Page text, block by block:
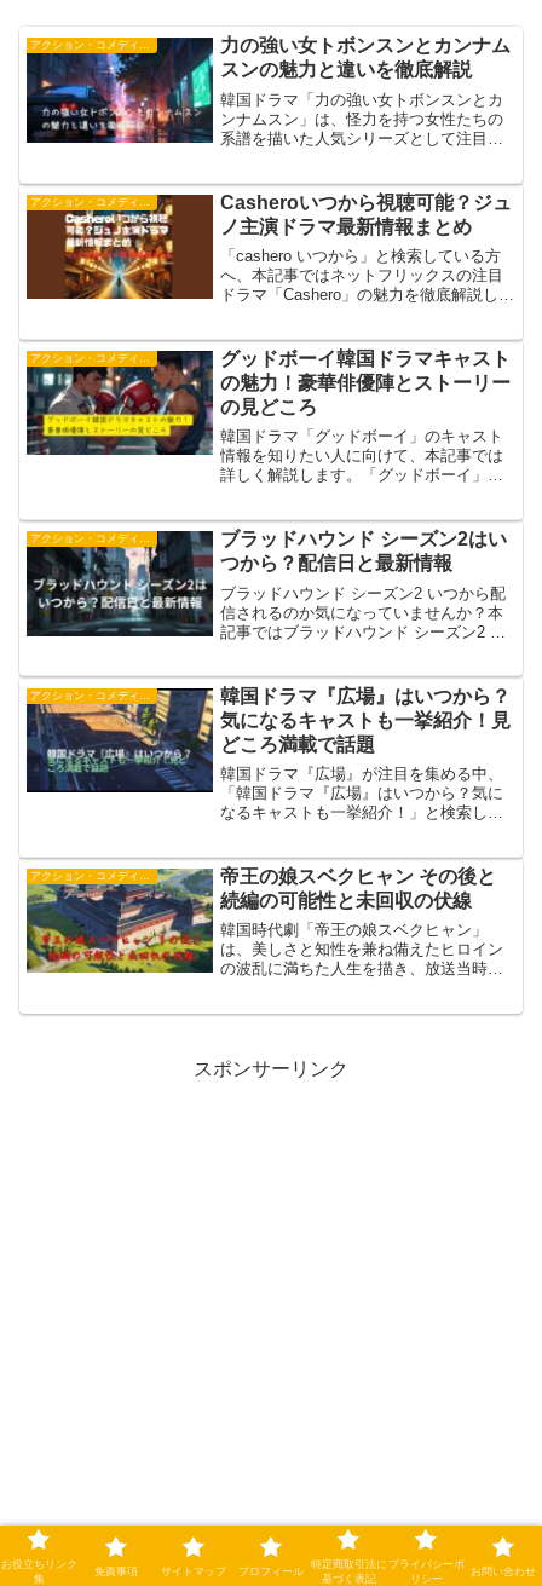
アクション・コメディー・時代劇
力の強い女トボンスンとカンナム
スンの魅力と違いを徹底解説
韓国ドラマ「力の強い女トボンスンとカ
ンナムスン」は、怪力を持つ女性たちの
系譜を描いた人気シリーズとして注目を
方に向けて、スピンオフ作品「力の強い
女カンナムスン」の最新情...
Casheroいつから視聴可能？ジュ
ノ主演ドラマ最新情報まとめ
「cashero いつから」と検索している方
へ、本記事ではネットフリックスの注目
ドラマ「Cashero」の魅力を徹底解説しま
CASHERO あらすじのポイントや、CA...
アクション・コメディー・時代劇
グッドボーイ韓国ドラマキャスト
の魅力！豪華俳優陣とストーリー
の見どころ
韓国ドラマ「グッドボーイ」のキャスト
情報を知りたい人に向けて、本記事では
詳しく解説します。「グッドボーイ」
す。パク・ボゴムの役どころと見どころ
をはじめ、ストーリーの魅力や...
アクション・コメディー・時代劇
ブラッドハウンド シーズン2はい
つから？配信日と最新情報
ブラッドハウンド シーズン2 いつから配
信されるのか気になっていませんか？本
記事ではブラッドハウンド シーズン2 い
グ、キャストやストーリーの続き、全何
話かなど最新情報をわかりやすく解説し
ます。
韓国ドラマ『広場』はいつから？
気になるキャストも一挙紹介！見
どころ満載で話題
韓国ドラマ『広場』が注目を集める中、
「韓国ドラマ『広場』はいつから？気に
なるキャストも一挙紹介！」と検索して
キャストを徹底紹介するほか、広場 韓国
ドラマ あらすじを...
アクション・コメディー・時代劇
帝王の娘スベクヒャン その後と
続編の可能性と未回収の伏線
韓国時代劇「帝王の娘スベクヒャン」
は、美しさと知性を兼ね備えたヒロイン
の波乱に満ちた人生を描き、放送当時か
スポンサーリンク
お役立ちリンク
集
免責事項 サイトマップ プロフィール
特定商取引法に
基づく表記
プライバシーポ
リシー
お問い合わせ